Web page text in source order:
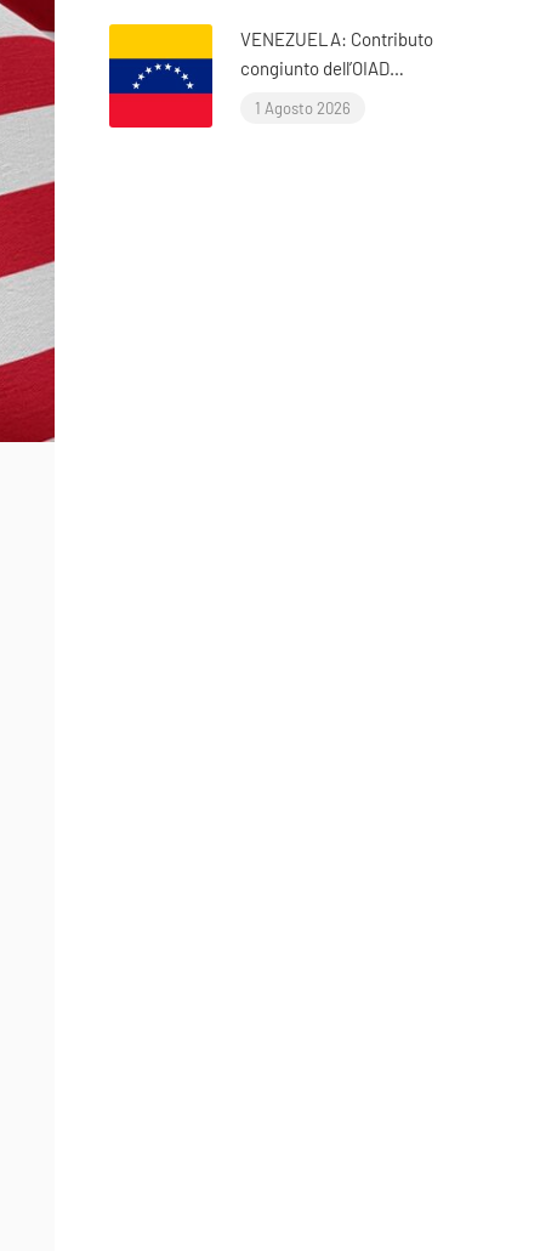
VENEZUELA: Contributo
congiunto dell’OIAD
all’Esame periodico
1 Agosto 2026